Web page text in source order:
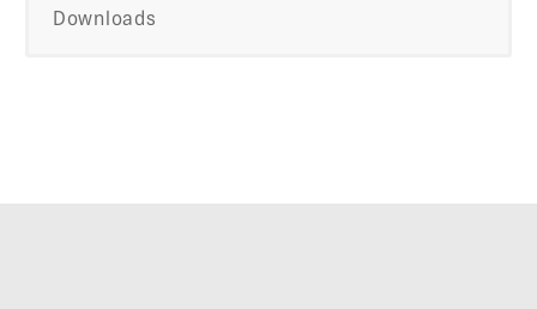
Downloads